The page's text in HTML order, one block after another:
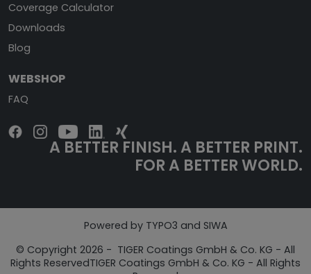
Coverage Calculator
Downloads
Blog
WEBSHOP
FAQ
A BETTER FINISH. A BETTER PRINT.
FOR A BETTER WORLD.
Powered by TYPO3 and SIWA
© Copyright 2026 - TIGER Coatings GmbH & Co. KG - All
Rights ReservedTIGER Coatings GmbH & Co. KG - All Rights